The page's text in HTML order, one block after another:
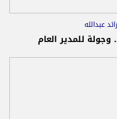
عبدالله
للمدير العام